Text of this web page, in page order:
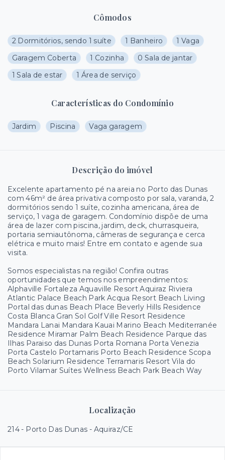
Cômodos
2 Dormitórios, sendo 1 suíte 1 Banheiro
1 Vaga
Garagem Coberta
1 Cozinha
0 Sala de jantar
1 Sala de estar
1 Área de serviço
Características do Condomínio
Jardim Piscina Vaga garagem
Descrição do imóvel
Excelente apartamento pé na areia no Porto das Dunas
com 46m² de área privativa composto por sala, varanda, 2
dormitórios sendo 1 suíte, cozinha americana, área de
serviço, 1 vaga de garagem. Condomínio dispõe de uma
área de lazer com piscina, jardim, deck, churrasqueira,
portaria semiautônoma, câmeras de segurança e cerca
elétrica e muito mais! Entre em contato e agende sua
visita.
Somos especialistas na região! Confira outras
oportunidades que temos nos empreendimentos:
Alphaville Fortaleza Aquaville Resort Aquiraz Riviera
Atlantic Palace Beach Park Acqua Resort Beach Living
Portal das dunas Beach Place Beverly Hills Residence
Costa Blanca Gran Sol Golf Ville Resort Residence
Mandara Lanai Mandara Kauai Marino Beach Mediterranée
Residence Miramar Palm Beach Residence Parque das
Ilhas Paraiso das Dunas Porta Romana Porta Venezia
Porta Castelo Portamaris Porto Beach Residence Scopa
Beach Solarium Residence Terramaris Resort Vila do
Porto Vilamar Suítes Wellness Beach Park Beach Way
Localização
214 - Porto Das Dunas - Aquiraz/CE